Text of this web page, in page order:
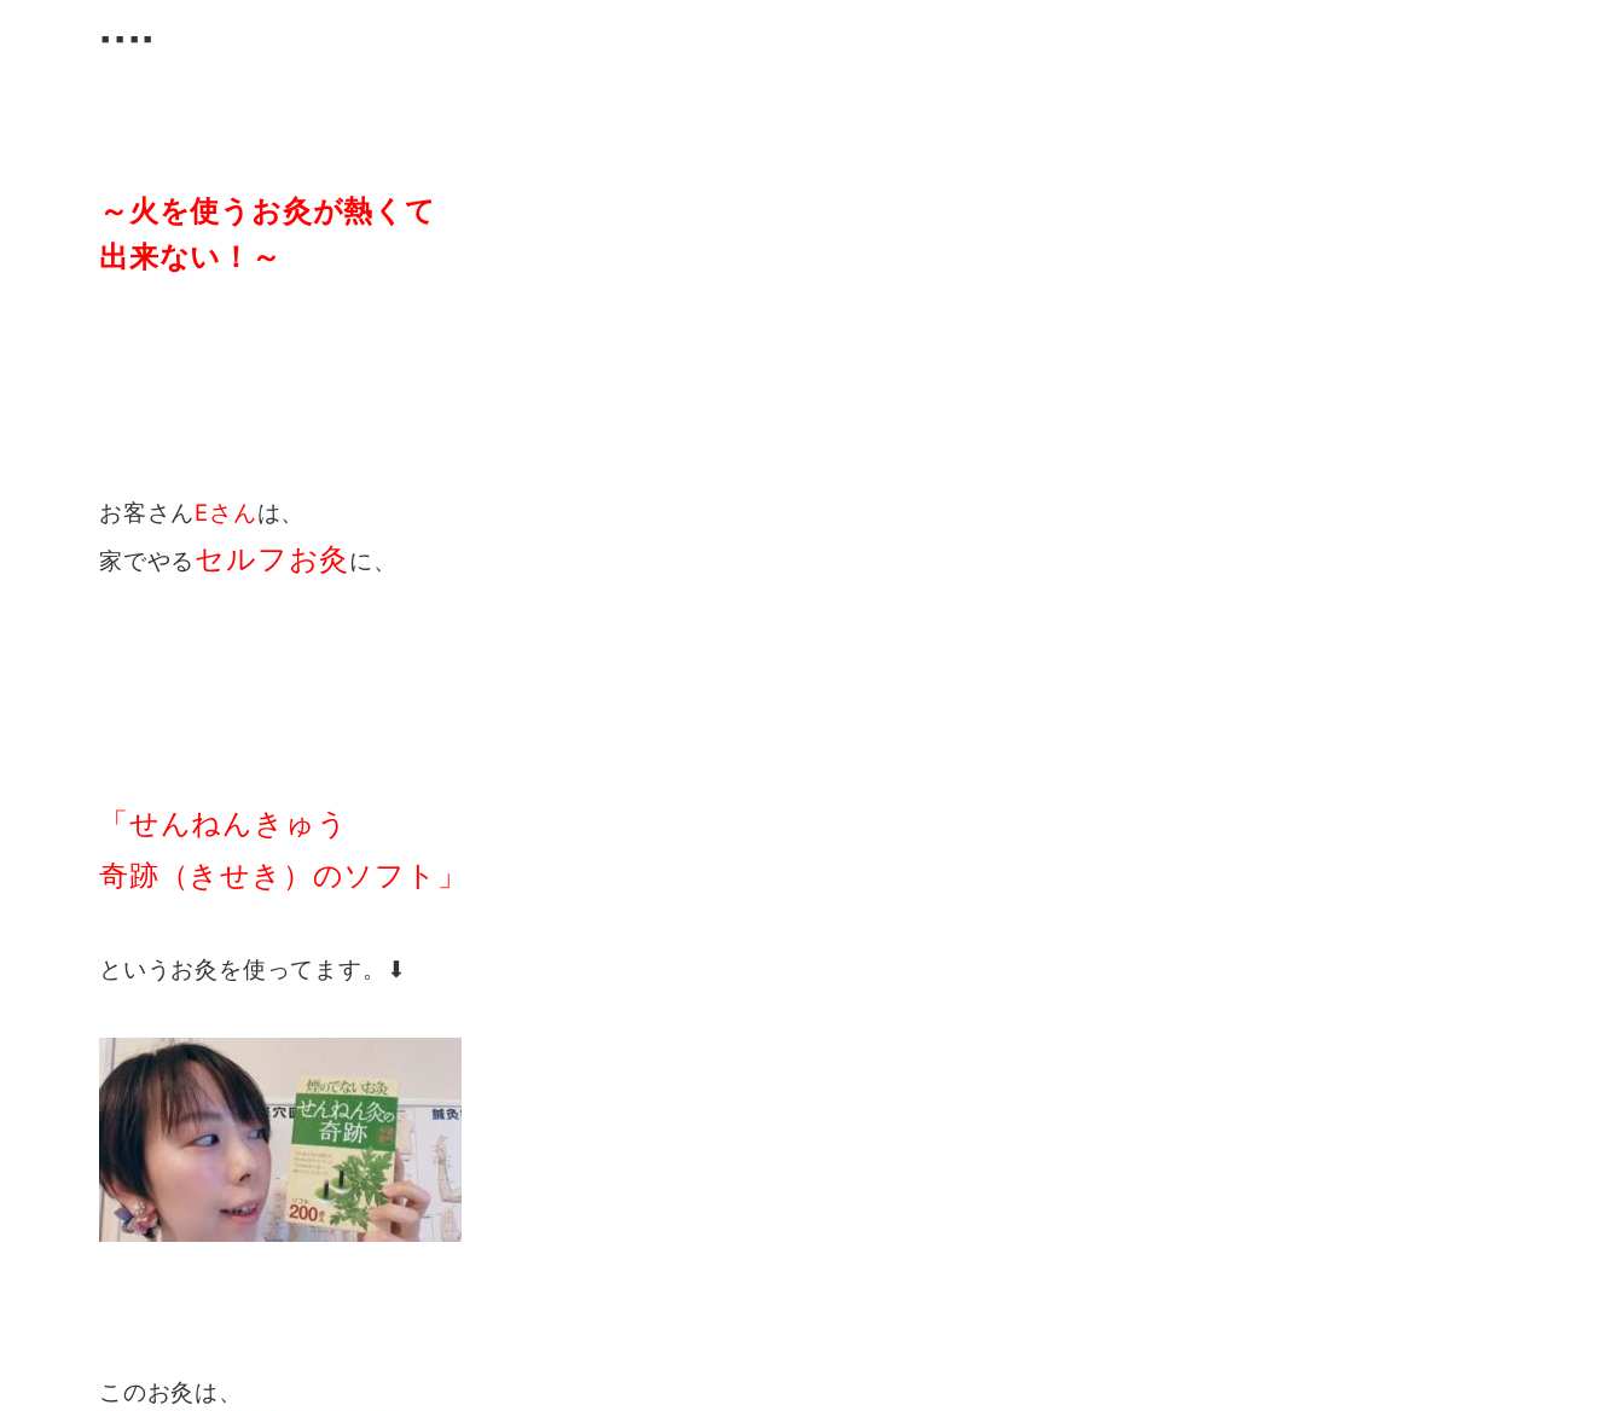
▪️▪️▪️▪️
～火を使うお灸が熱くて
出来ない！～
お客さんEさんは、
家でやるセルフお灸に、
「せんねんきゅう
奇跡（きせき）のソフト」
というお灸を使ってます。⬇︎
このお灸は、